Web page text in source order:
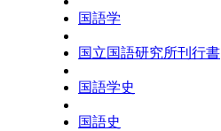
国語学
国立国語研究所刊行書
国語学史
国語史